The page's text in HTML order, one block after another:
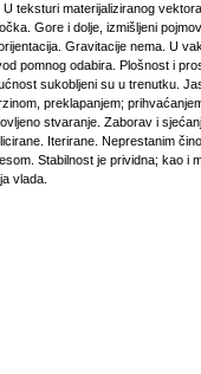
teksturi materijaliziranog
Gore i dolje, izmišljeni
Gravitacije nema. U
pomnog odabira. Plošnost i
sukobljeni su u trenutku.
preklapanjem;
stvaranje. Zaborav i
Iterirane. Neprestanim
Stabilnost je prividna; kao i
vlada.